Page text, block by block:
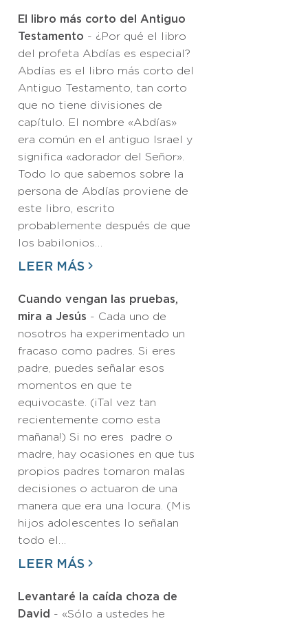
El libro más corto del Antiguo
Testamento - ¿Por qué el libro
del profeta Abdías es especial?
Abdías es el libro más corto del
Antiguo Testamento, tan corto
que no tiene divisiones de
capítulo. El nombre «Abdías»
era común en el antiguo Israel y
significa «adorador del Señor».
Todo lo que sabemos sobre la
persona de Abdías proviene de
este libro, escrito
probablemente después de que
los babilonios…
LEER MÁS
Cuando vengan las pruebas,
mira a Jesús - Cada uno de
nosotros ha experimentado un
fracaso como padres. Si eres
padre, puedes señalar esos
momentos en que te
equivocaste. (¡Tal vez tan
recientemente como esta
mañana!) Si no eres padre o
madre, hay ocasiones en que tus
propios padres tomaron malas
decisiones o actuaron de una
manera que era una locura. (Mis
hijos adolescentes lo señalan
todo el…
LEER MÁS
Levantaré la caída choza de
David - «Sólo a ustedes he